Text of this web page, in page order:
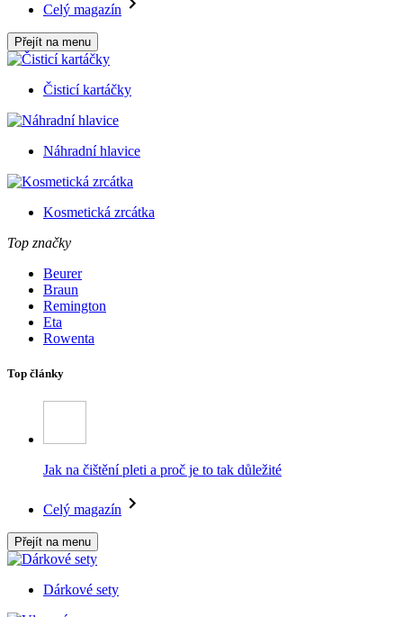
Celý magazín
Přejít na menu
Čisticí kartáčky
Náhradní hlavice
Kosmetická zrcátka
Top značky
Beurer
Braun
Remington
Eta
Rowenta
Top články
Jak na čištění pleti a proč je to tak důležité
Celý magazín
Přejít na menu
Dárkové sety